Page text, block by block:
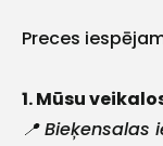
Preces
1. Mūsu
📍 Bieķensalas